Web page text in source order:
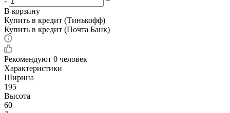
В корзину
Купить в кредит (Тинькофф)
Купить в кредит (Почта Банк)
Рекомендуют 0 человек
Характеристики
Ширина
195
Высота
60